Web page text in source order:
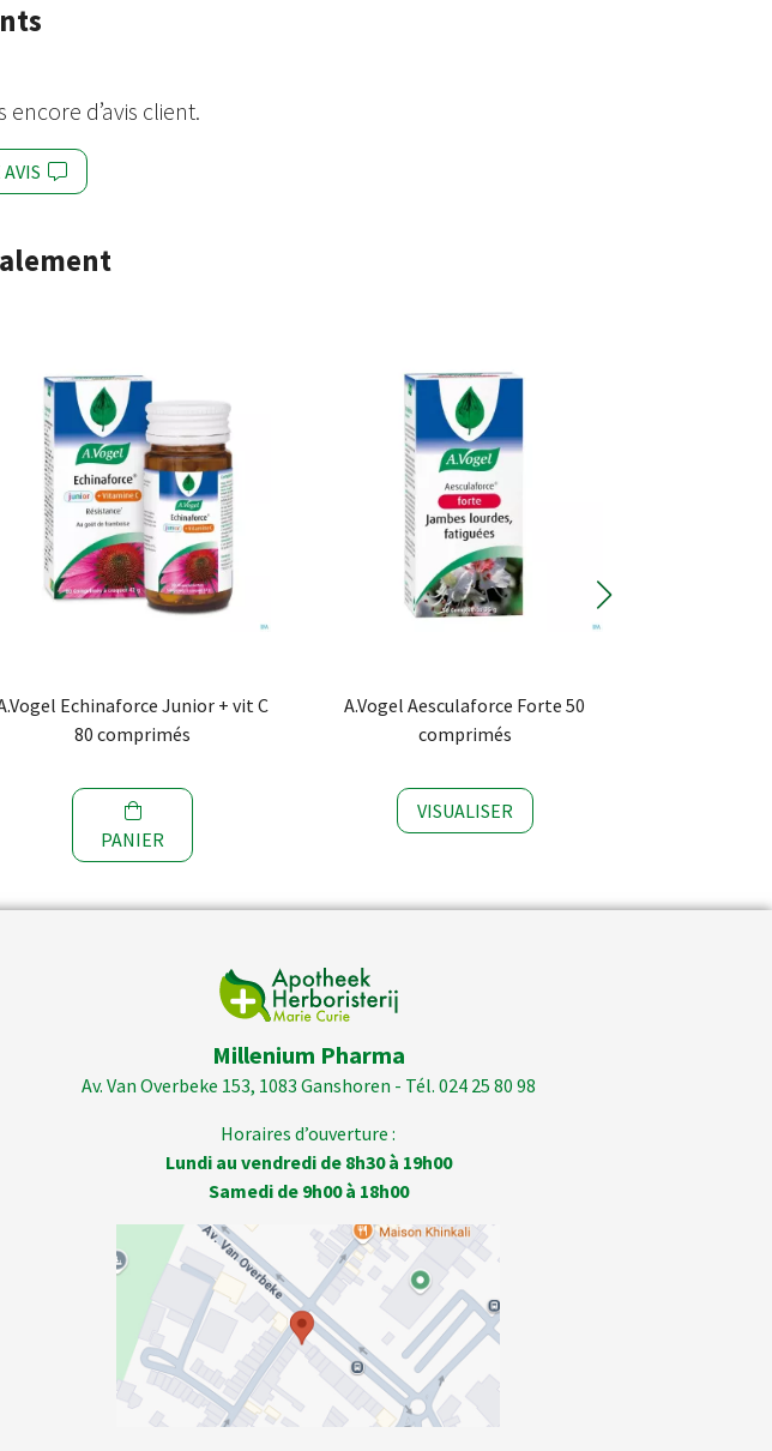
d’avis client.
Echinaforce Junior + vit C
80 comprimés
PANIER
A.Vogel Aesculaforce Forte 50
comprimés
VISUALISER
Millenium Pharma
Av. Van Overbeke 153, 1083 Ganshoren - Tél. 024 25 80 98
Horaires d’ouverture :
Lundi au vendredi de 8h30 à 19h00
Samedi de 9h00 à 18h00